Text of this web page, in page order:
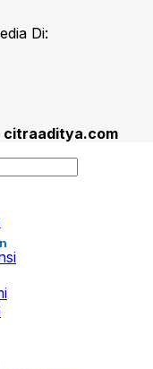
Di:
citraaditya.com